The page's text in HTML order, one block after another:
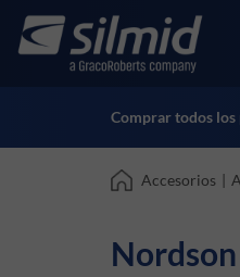
main
Accessories
Ensayos no
Ver todos los
Comprar todos
Accesorios |